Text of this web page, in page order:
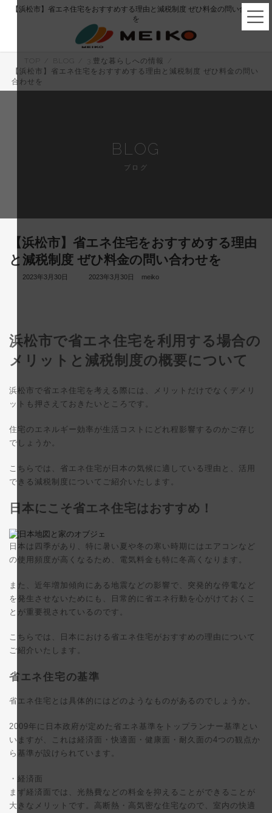
ッ
移
【浜松市】省エネ住宅をおすすめする理由と減税制度 ぜひ料金の問い合わせ
を
TOP BLOG
3.豊な暮らしへの情報
【浜松市】省エネ住宅をおすすめする理由と減税制度 ぜひ料金の問い
合わせを
BLOG
ブログ
【浜松市】省エネ住宅をおすすめする理由
と減税制度 ぜひ料金の問い合わせを
2023年3月30日
最
2023年3月30日 meiko
浜松市で省エネ住宅を利用する場合の
メリットと減税制度の概要について
浜松市で省エネ住宅を考える際には、メリットだけでなくデメリ
ットも押さえておきたいところです。
住宅のエネルギー効率が生活コストにどれ程影響するのかご存じ
でしょうか。
こちらでは、省エネ住宅が日本の気候に適している理由と、活用
できる減税制度についてご紹介いたします。
日本にこそ省エネ住宅はおすすめ！
日本は四季があり、特に暑い夏や冬の寒い時期にはエアコンなど
の使用頻度が高くなるため、電気料金も特に冬高くなります。
また、近年増加傾向にある地震などの影響で、突発的な停電など
を発生させないためにも、日常的に省エネ行動を心がけておくこ
とが重要視されているのです。
こちらでは、日本における省エネ住宅がおすすめの理由について
ご紹介いたします。
省エネ住宅の基準
省エネ住宅とは具体的にはどのようなものがあるのでしょうか。
2009年に日本政府が定めた省エネ基準をトップランナー基準とい
いますが、これは経済面・快適面・健康面・耐久面の4つの観点か
ら基準が設けられています。
・経済面
まず経済面では、光熱費などの料金を抑えることができることが
大きなメリットです。高断熱・高気密な住宅なので、室内の快適